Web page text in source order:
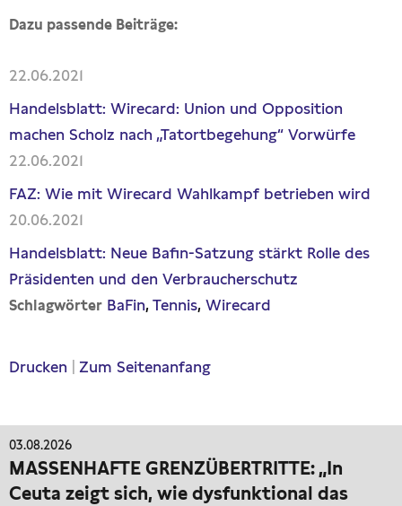
Dazu passende Beiträge:
22.06.2021
Handelsblatt: Wirecard: Union und Opposition
machen Scholz nach „Tatortbegehung“ Vorwürfe
22.06.2021
FAZ: Wie mit Wirecard Wahlkampf betrieben wird
20.06.2021
Handelsblatt: Neue Bafin-Satzung stärkt Rolle des
Präsidenten und den Verbraucherschutz
Schlagwörter BaFin Tennis Wirecard
Drucken Zum Seitenanfang
03.08.2026
MASSENHAFTE GRENZÜBERTRITTE: „In
Ceuta zeigt sich, wie dysfunktional das